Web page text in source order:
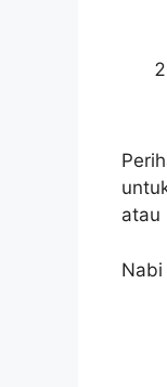
atau
Nabi